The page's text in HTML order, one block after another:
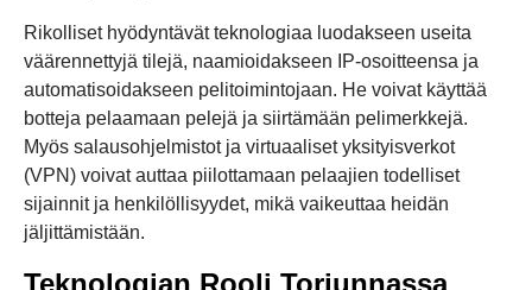
Rikolliset hyödyntävät teknologiaa luodakseen useita
väärennettyjä tilejä, naamioidakseen IP-osoitteensa ja
automatisoidakseen pelitoimintojaan. He voivat käyttää
botteja pelaamaan pelejä ja siirtämään pelimerkkejä.
Myös salausohjelmistot ja virtuaaliset yksityisverkot
(VPN) voivat auttaa piilottamaan pelaajien todelliset
sijainnit ja henkilöllisyydet, mikä vaikeuttaa heidän
jäljittämistään.
Teknologian Rooli Torjunnassa